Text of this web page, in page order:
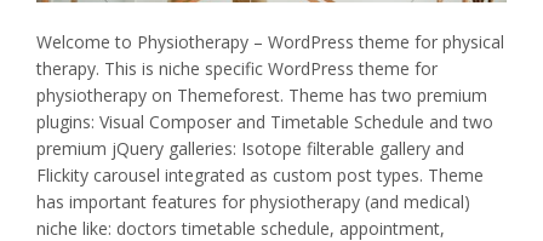
Welcome to Physiotherapy – WordPress theme for physical
therapy. This is niche specific WordPress theme for
physiotherapy on Themeforest. Theme has two premium
plugins: Visual Composer and Timetable Schedule and two
premium jQuery galleries: Isotope filterable gallery and
Flickity carousel integrated as custom post types. Theme
has important features for physiotherapy (and medical)
niche like: doctors timetable schedule, appointment,